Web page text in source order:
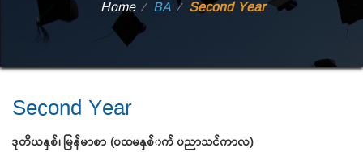
Home ⁄ BA ⁄ Second Year
Second Year
ဒုတိယနှစ်၊ မြန်မာစာ (ပထမနှစ်၀က် ပညာသင်ကာလ)